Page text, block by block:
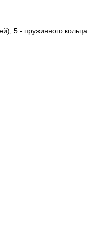
5 - пружинного